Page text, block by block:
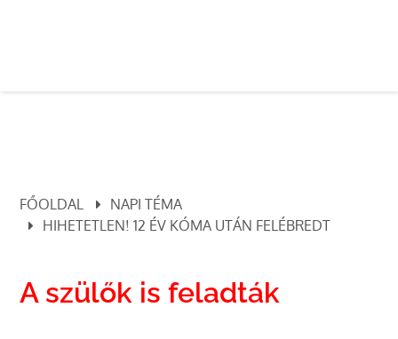
FŐOLDAL
NAPI TÉMA
HIHETETLEN! 12 ÉV KÓMA UTÁN FELÉBREDT
A szülők is feladták